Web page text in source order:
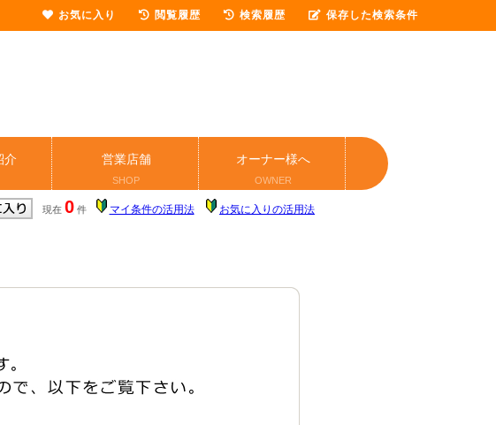
介 営業店舗
SHOP
オーナー様へ
OWNER
現在 0 件 マイ条件の活用法 お気に入りの活用法
お気に入り 閲覧履歴 検索履歴 保存した検索条件